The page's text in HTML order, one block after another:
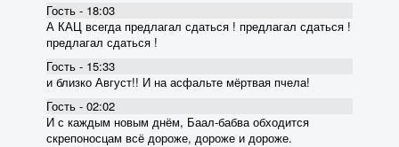
Гость - 18:03
А КАЦ всегда предлагал сдаться ! предлагал сдаться !
предлагал сдаться !
Гость - 15:33
и близко Август!! И на асфальте мёртвая пчела!
Гость - 02:02
И с каждым новым днём, Баал-бабва обходится
скрепоносцам всё дороже, дороже и дороже.